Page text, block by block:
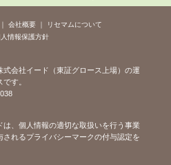
会社概要
リセマムについて
情報保護方針
式会社イード（東証グロース上場）の運
す。
は、個人情報の適切な取扱いを行う事業
されるプライバシーマークの付与認定を